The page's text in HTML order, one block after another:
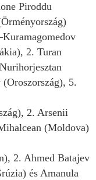
Piroddu
2. Turan
5.
2. Arsenii
(Moldova)
2. Ahmed Batajev
és Amanula